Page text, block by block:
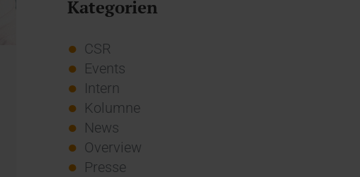
Kategorien
CSR
Events
Intern
Kolumne
News
Overview
Presse